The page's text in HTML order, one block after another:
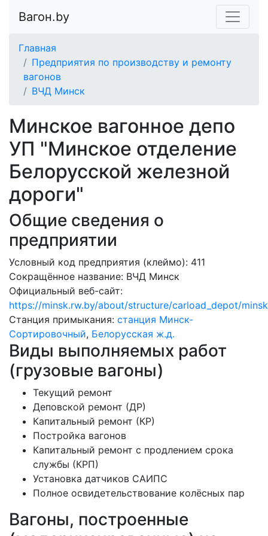
Вагон.by
Главная
Предприятия по производству и ремонту
вагонов
ВЧД Минск
Минское вагонное депо
УП "Минское отделение
Белорусской железной
дороги"
Общие сведения о
предприятии
Условный код предприятия (клеймо): 411
Сокращённое название: ВЧД Минск
Официальный веб-сайт:
https://minsk.rw.by/about/structure/carload_depot/
Станция примыкания: станция Минск-
Сортировочный, Белорусская ж.д.
Виды выполняемых работ
(грузовые вагоны)
Текущий ремонт
Деповской ремонт (ДР)
Капитальный ремонт (КР)
Постройка вагонов
Капитальный ремонт с продлением срока
службы (КРП)
Установка датчиков САИПС
Полное освидетельствование колёсных пар
Вагоны, построенные